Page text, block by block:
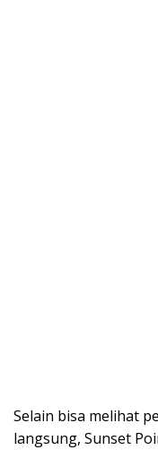
Selain bisa melihat
langsung, Sunset